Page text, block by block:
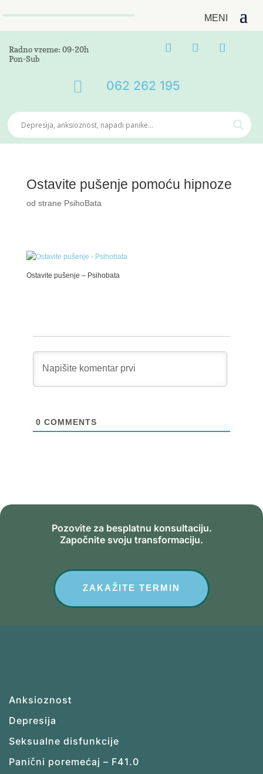
Radno vreme: 09-20h
Pon-Sub
 062 262 195
Ostavite pušenje pomoću hipnoze
od strane PsihoBata
Ostavite pušenje – Psihobata
0 COMMENTS
Pozovite za besplatnu konsultaciju.
Započnite svoju transformaciju.
ZAKAŽITE TERMIN
Anksioznost
Depresija
Seksualne disfunkcije
Panični poremećaj – F41.0